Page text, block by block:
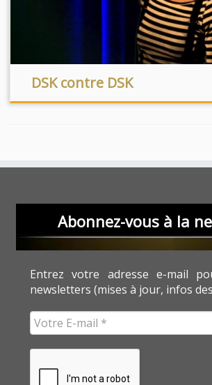
DSK contre DSK
Abonnez-vous à la
Entrez votre adresse e-mail
newsletters (mises à jour, infos